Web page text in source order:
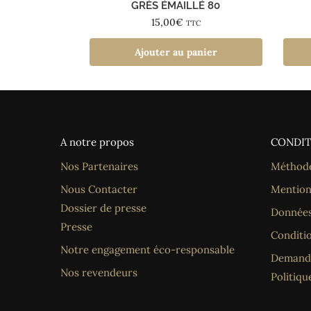
GRÈS ÉMAILLÉ 80
15,00€ TTC
Ajouter au panier
A notre propos
Nos Partenaires
Nous Contacter
Dossier de presse
Presse
Notre engagement éco-responsable
Nos revendeurs